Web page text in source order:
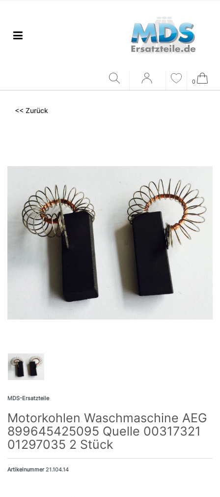
0
<< Zurück
MDS-Ersatzteile
Motorkohlen Waschmaschine AEG
899645425095 Quelle 00317321
01297035 2 Stück
Artikelnummer 21.104.14